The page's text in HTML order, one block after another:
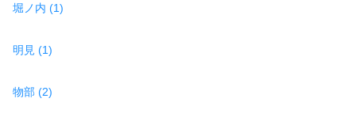
堀ノ内 (1)
明見 (1)
物部 (2)